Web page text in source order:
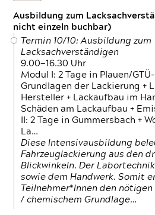
Ausbildung zum
nicht einzeln buchbar)
Termin 10/10: Ausbildung zum
Lacksachverständigen
9.00—16.30 Uhr
Modul I: 2 Tage in Plauen/
Grundlagen der Lackierung +
Hersteller + Lackaufbau im
Schäden am Lackaufbau +
II: 2 Tage in Gummersbach +
La…
Diese Intensivausbildung
Fahrzeuglackierung aus den
Blickwinkeln. Der
sowie dem Handwerk. Somit
Teilnehmer*Innen den
/ chemischem Grundlage…